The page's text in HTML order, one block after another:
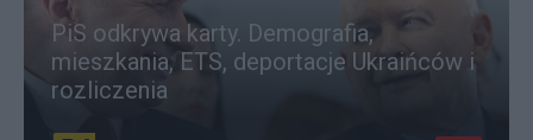
PiS odkrywa karty. Demografia,
mieszkania, ETS, deportacje Ukraińców i
rozliczenia